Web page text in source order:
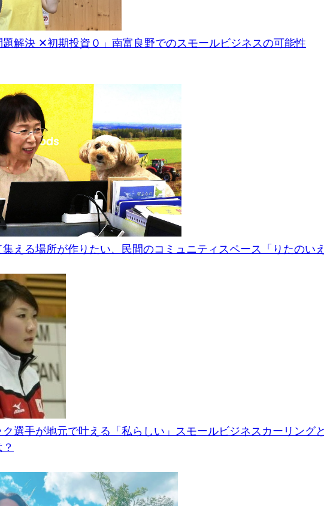
題解決 ✕初期投資０」南富良野でのスモールビジネスの可能性
える場所が作りたい、民間のコミュニティスペース「りたのい
ク選手が地元で叶える「私らしい」スモールビジネスカーリング